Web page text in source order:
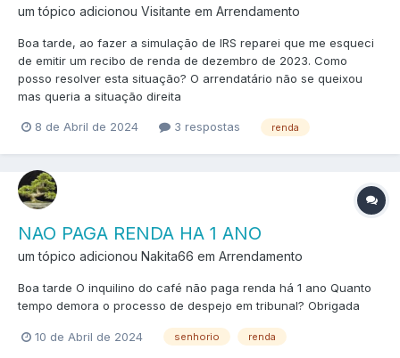
um tópico adicionou Visitante em Arrendamento
Boa tarde, ao fazer a simulação de IRS reparei que me esqueci
de emitir um recibo de renda de dezembro de 2023. Como
posso resolver esta situação? O arrendatário não se queixou
mas queria a situação direita
8 de Abril de 2024 3 respostas renda
NAO PAGA RENDA HA 1 ANO
um tópico adicionou Nakita66 em Arrendamento
Boa tarde O inquilino do café não paga renda há 1 ano Quanto
tempo demora o processo de despejo em tribunal? Obrigada
10 de Abril de 2024 senhorio renda